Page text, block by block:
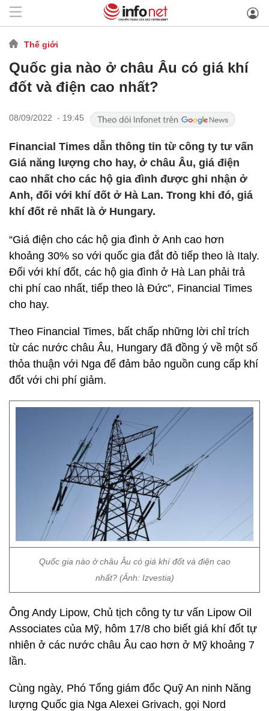
Thế giới
Quốc gia nào ở châu Âu có giá khí
đốt và điện cao nhất?
08/09/2022 - 19:45
Financial Times dẫn thông tin từ công ty tư vấn
Giá năng lượng cho hay, ở châu Âu, giá điện
cao nhất cho các hộ gia đình được ghi nhận ở
Anh, đối với khí đốt ở Hà Lan. Trong khi đó, giá
khí đốt rẻ nhất là ở Hungary.
“Giá điện cho các hộ gia đình ở Anh cao hơn
khoảng 30% so với quốc gia đắt đỏ tiếp theo là Italy.
Đối với khí đốt, các hộ gia đình ở Hà Lan phải trả
chi phí cao nhất, tiếp theo là Đức”, Financial Times
cho hay.
Theo Financial Times, bất chấp những lời chỉ trích
từ các nước châu Âu, Hungary đã đồng ý về một số
thỏa thuận với Nga để đảm bảo nguồn cung cấp khí
đốt với chi phí giảm.
Quốc gia nào ở châu Âu có giá khí đốt và điện cao
nhất? (Ảnh: Izvestia)
Ông Andy Lipow, Chủ tịch công ty tư vấn Lipow Oil
Associates của Mỹ, hôm 17/8 cho biết giá khí đốt tự
nhiên ở các nước châu Âu cao hơn ở Mỹ khoảng 7
lần.
Cùng ngày, Phó Tổng giám đốc Quỹ An ninh Năng
lượng Quốc gia Nga Alexei Grivach, gọi Nord